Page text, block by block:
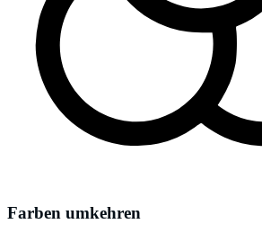
Farben umkehren